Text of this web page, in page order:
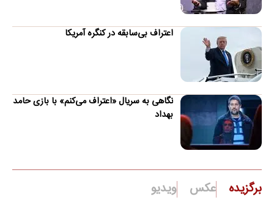
اعتراف بی‌سابقه در کنگره آمریکا
نگاهی به سریال «اعتراف می‌کنم» با بازی حامد
بهداد
برگزیده عکس ویدیو